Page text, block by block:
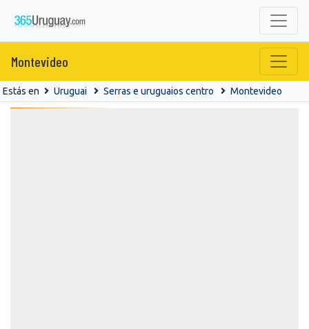
Montevideo
Estás en Uruguai Serras e uruguaios centro Montevideo